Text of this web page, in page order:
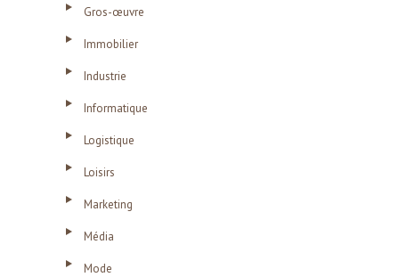
Gros-œuvre
Immobilier
Industrie
Informatique
Logistique
Loisirs
Marketing
Média
Mode